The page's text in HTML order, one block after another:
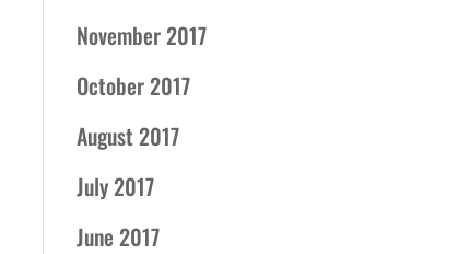
November 2017
October 2017
August 2017
July 2017
June 2017